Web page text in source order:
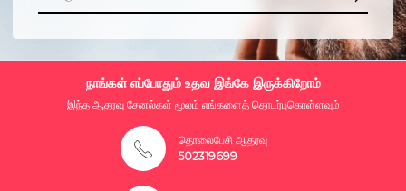
நாங்கள் எப்போதும் உதவ இங்கே இருக்கிறோம்
இந்த ஆதரவு சேனல்கள் மூலம் எங்களைத் தொடர்புகொள்ளவும்
தொலைபேசி ஆதரவு
502319699